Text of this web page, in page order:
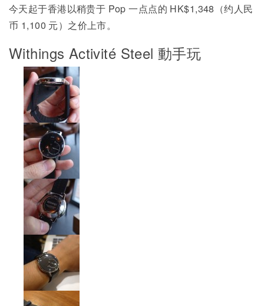
今天起于香港以稍贵于 Pop 一点点的 HK$1,348（约人民
币 1,100 元）之价上市。
Withings Activité Steel 動手玩